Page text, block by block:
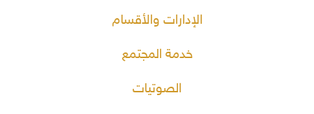
الإدارات والأقسام
خدمة المجتمع
الصوتيات